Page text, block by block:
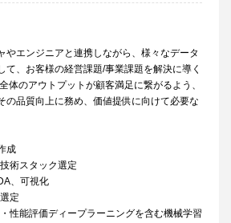
やエンジニアと連携しながら、様々なデータ
て、お客様の経営課題/事業課題を解決に導く
体のアウトプットが顧客満足に繋がるよう、
の品質向上に務め、価値提供に向けて必要な
成
術スタック選定
、可視化
定
性能評価ディープラーニングを含む機械学習